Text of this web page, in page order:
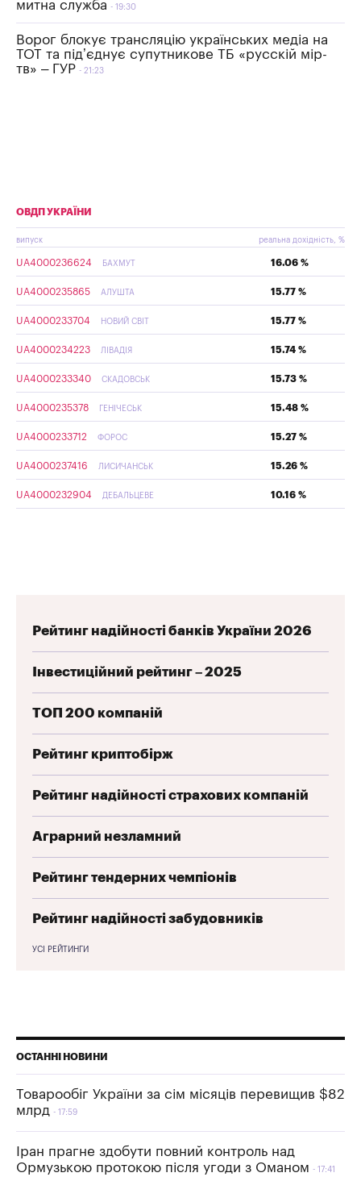
митна служба
19:30
Ворог блокує трансляцію українських медіа на
ТОТ та підʼєднує супутникове ТБ «русскій мір-
тв» – ГУР
21:23
ОВДП УКРАЇНИ
випуск реальна дохідність, %
UA4000236624 БАХМУТ 16.06 %
UA4000235865 АЛУШТА 15.77 %
UA4000233704 НОВИЙ СВІТ 15.77 %
UA4000234223 ЛІВАДІЯ 15.74 %
UA4000233340 СКАДОВСЬК 15.73 %
UA4000235378 ГЕНІЧЕСЬК 15.48 %
UA4000233712 ФОРОС 15.27 %
UA4000237416 ЛИСИЧАНСЬК 15.26 %
UA4000232904 ДЕБАЛЬЦЕВЕ 10.16 %
Рейтинг надійності банків України 2026
Інвестиційний рейтинг – 2025
ТОП 200 компаній
Рейтинг криптобірж
Рейтинг надійності страхових компаній
Аграрний незламний
Рейтинг тендерних чемпіонів
Рейтинг надійності забудовників
УСІ РЕЙТИНГИ
ОСТАННІ НОВИНИ
Товарообіг України за сім місяців перевищив $82
млрд
17:59
Іран прагне здобути повний контроль над
Ормузькою протокою після угоди з Оманом
17:41